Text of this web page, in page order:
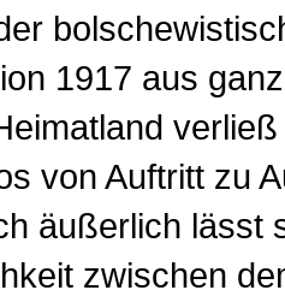
1917 aus
von Auftritt zu
äußerlich lässt
zwischen